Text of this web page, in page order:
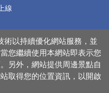
線
宿
館(2星)
以持續優化網站服務，並
您繼續使用本網站即表示您
另外，網站提供周邊景點自
取得您的位置資訊，以開啟